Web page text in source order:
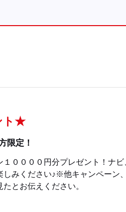
ト★
限定！
００００円分プレゼント！ナ
みください♪※他キャンペーン
とお伝えください。